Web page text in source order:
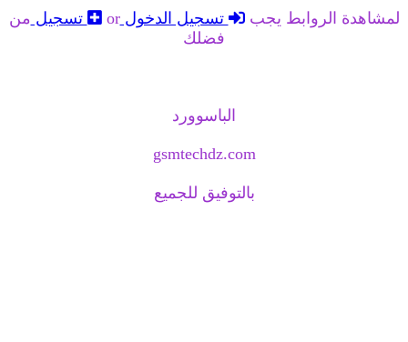
لمشاهدة الروابط يجب تسجيل الدخولor تسجيل من
فضلك
الباسوورد
gsmtechdz.com
بالتوفيق للجميع